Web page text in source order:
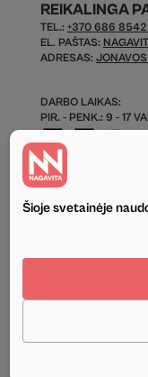
REIKALINGA
TEL.: +370 686
EL. PAŠTAS:
ADRESAS:
DARBO LAIKAS:
PIR. - PENK.: 9 - 17
© 2026 Visos Teisės
Tekstinis ir grafinis
Šioje svetainėje